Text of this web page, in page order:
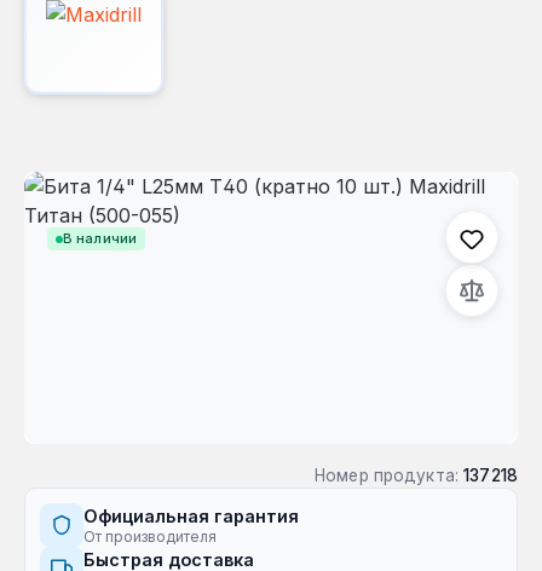
В наличии
Пропустить галерею изображений
Номер продукта: 137218
Официальная гарантия
От производителя
Быстрая доставка